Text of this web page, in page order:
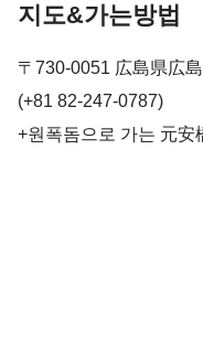
지도&가는방법
〒730-0051 広島県広
(+81 82-247-0787)
+원폭돔으로 가는 元安